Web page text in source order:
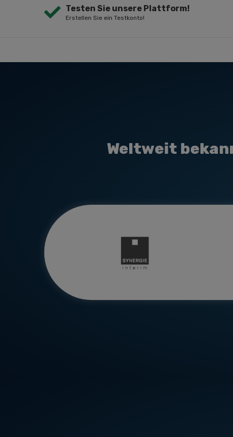
Testen Sie unsere Plattform!
Erstellen Sie ein Testkonto!
Weltweit